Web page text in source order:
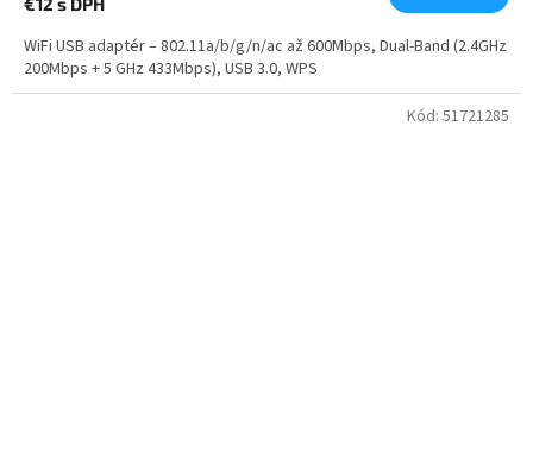
WiFi USB adaptér – 802.11a/b/g/n/ac až 600Mbps, Dual-Band (2.4GHz
200Mbps + 5 GHz 433Mbps), USB 3.0, WPS
Kód: 51721285